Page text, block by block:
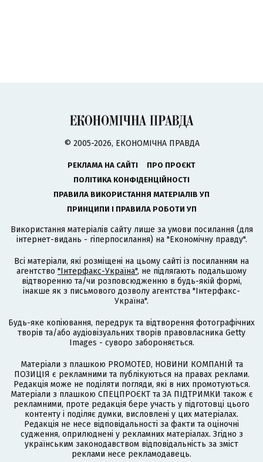
© 2005-2026, ЕКОНОМІЧНА ПРАВДА
РЕКЛАМА НА САЙТІ
ПРО ПРОЄКТ
ПОЛІТИКА КОНФІДЕНЦІЙНОСТІ
ПРАВИЛА ВИКОРИСТАННЯ МАТЕРІАЛІВ УП
ПРИНЦИПИ І ПРАВИЛА РОБОТИ УП
Використання матеріалів сайту лише за умови посилання (для
інтернет-видань - гіперпосилання) на "Економічну правду".
Всі матеріали, які розміщені на цьому сайті із посиланням на
агентство "Інтерфакс-Україна", не підлягають подальшому
відтворенню та/чи розповсюдженню в будь-якій формі,
інакше як з письмового дозволу агентства "Інтерфакс-
Україна".
Будь-яке копіювання, передрук та відтворення фотографічних
творів та/або аудіовізуальних творів правовласника Getty
Images - суворо забороняється.
Матеріали з плашкою PROMOTED, НОВИНИ КОМПАНІЙ та
ПОЗИЦІЯ є рекламними та публікуються на правах реклами.
Редакція може не поділяти погляди, які в них промотуються.
Матеріали з плашкою СПЕЦПРОЄКТ та ЗА ПІДТРИМКИ також є
рекламними, проте редакція бере участь у підготовці цього
контенту і поділяє думки, висловлені у цих матеріалах.
Редакція не несе відповідальності за факти та оціночні
судження, оприлюднені у рекламних матеріалах. Згідно з
українським законодавством відповідальність за зміст
реклами несе рекламодавець.